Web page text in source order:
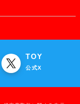
TOY
公式X